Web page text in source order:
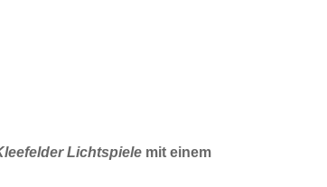
Lichtspiele mit einem